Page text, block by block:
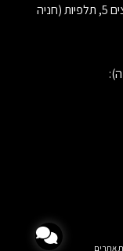
בואו לבקר במחסן לוגיסטי שלנו: ירושלים - יד חרוצים 5, תלפיות (חניה
אתרים